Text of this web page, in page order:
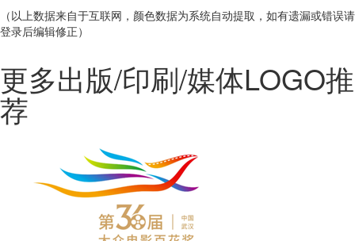
（以上数据来自于互联网，颜色数据为系统自动提取，如有遗漏或错误请
登录后编辑修正）
更多出版/印刷/媒体LOGO推
荐